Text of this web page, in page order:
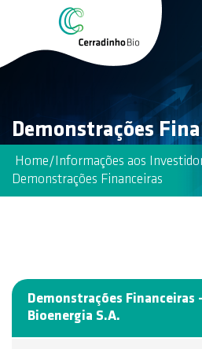
Demonstrações
Home/Informações aos
Demonstrações Financeiras
Demonstrações Financeiras
Bioenergia S.A.